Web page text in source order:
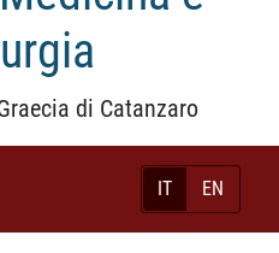
di Catanzaro
IT EN